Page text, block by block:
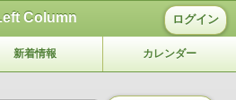
Column ログイン
新着情報 カレンダー